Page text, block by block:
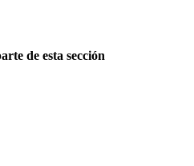
de esta sección